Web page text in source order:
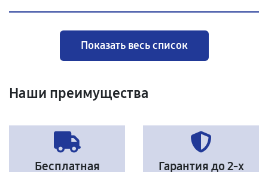
Показать весь список
Наши преимущества
Бесплатная
Гарантия до 2-х